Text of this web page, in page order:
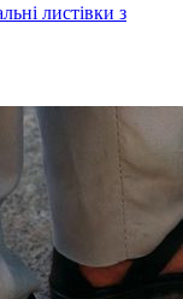
листівки з